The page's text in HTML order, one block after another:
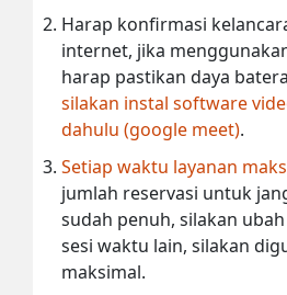
Harap konfirmasi
internet, jika
harap pastikan daya
silakan instal software
dahulu (google meet).
Setiap waktu layanan
jumlah reservasi untuk
sudah penuh, silakan
sesi waktu lain, silakan
maksimal.